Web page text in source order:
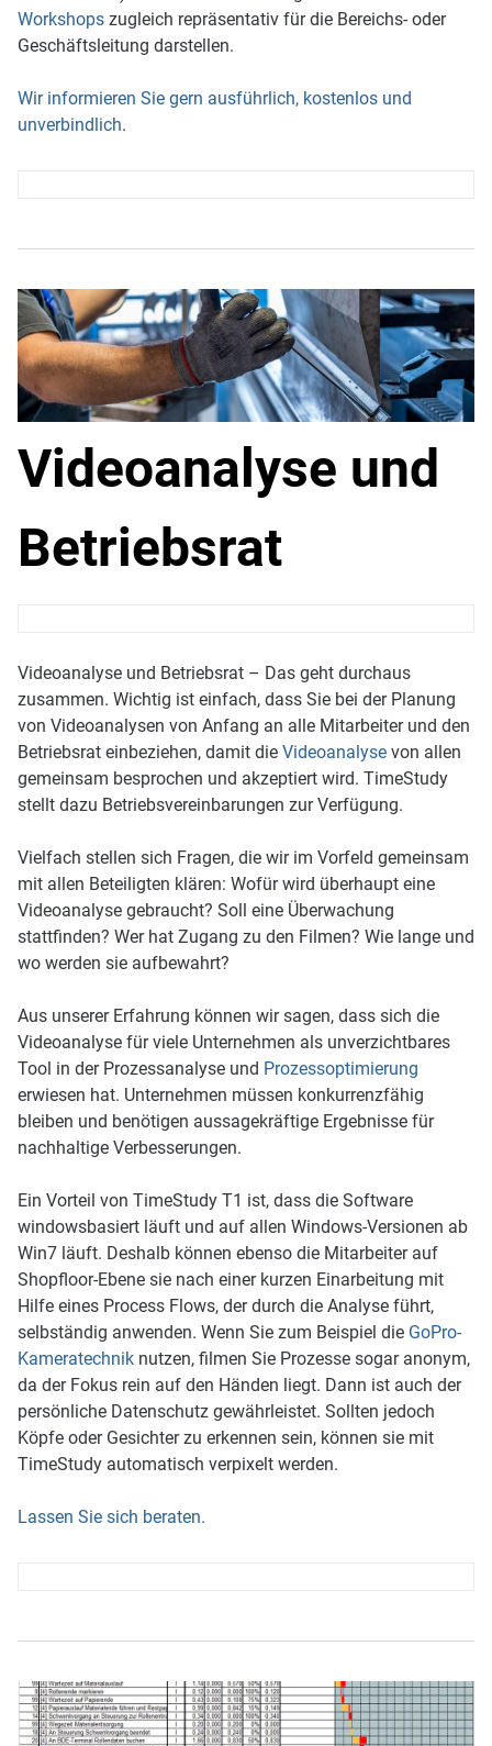
Workshopszugleich repräsentativ für die Bereichs- oder
Geschäftsleitung darstellen.
Wir informieren Sie gern ausführlich, kostenlos und
unverbindlich.
Videoanalyse und
Betriebsrat
Videoanalyse und Betriebsrat – Das geht durchaus
zusammen. Wichtig ist einfach, dass Sie bei der Planung
von Videoanalysen von Anfang an alle Mitarbeiter und den
Betriebsrat einbeziehen, damit die Videoanalysevon allen
gemeinsam besprochen und akzeptiert wird. TimeStudy
stellt dazu Betriebsvereinbarungen zur Verfügung.
Vielfach stellen sich Fragen, die wir im Vorfeld gemeinsam
mit allen Beteiligten klären: Wofür wird überhaupt eine
Videoanalyse gebraucht? Soll eine Überwachung
stattfinden? Wer hat Zugang zu den Filmen? Wie lange und
wo werden sie aufbewahrt?
Aus unserer Erfahrung können wir sagen, dass sich die
Videoanalyse für viele Unternehmen als unverzichtbares
Tool in der Prozessanalyse und Prozessoptimierung
erwiesen hat. Unternehmen müssen konkurrenzfähig
bleiben und benötigen aussagekräftige Ergebnisse für
nachhaltige Verbesserungen.
Ein Vorteil von TimeStudy T1 ist, dass die Software
windowsbasiert läuft und auf allen Windows-Versionen ab
Win7 läuft. Deshalb können ebenso die Mitarbeiter auf
Shopfloor-Ebene sie nach einer kurzen Einarbeitung mit
Hilfe eines Process Flows, der durch die Analyse führt,
selbständig anwenden. Wenn Sie zum Beispiel die GoPro-
Kameratechniknutzen, filmen Sie Prozesse sogar anonym,
da der Fokus rein auf den Händen liegt. Dann ist auch der
persönliche Datenschutz gewährleistet. Sollten jedoch
Köpfe oder Gesichter zu erkennen sein, können sie mit
TimeStudy automatisch verpixelt werden.
Lassen Sie sich beraten.